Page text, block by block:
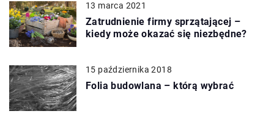
13 marca 2021
Zatrudnienie firmy sprzątającej –
kiedy może okazać się niezbędne?
15 października 2018
Folia budowlana – którą wybrać